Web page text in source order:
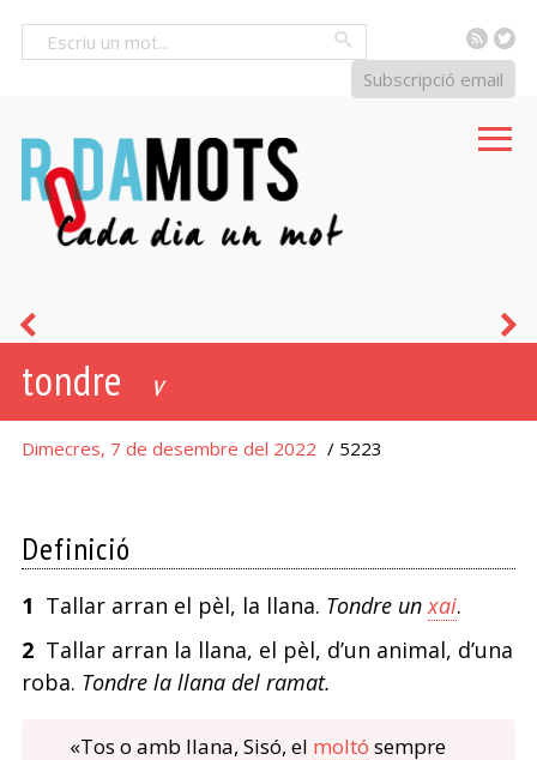
RSS
Subscripció email
tondre v
Dimecres, 7 de desembre del 2022 / 5223
Definició
1 Tallar arran el pèl, la llana. Tondre unxai.
2Tallar arran la llana, el pèl, d’un animal, d’una
roba. Tondre la llana del ramat.
«Tos o amb llana, Sisó, el moltó sempre
aixada
a